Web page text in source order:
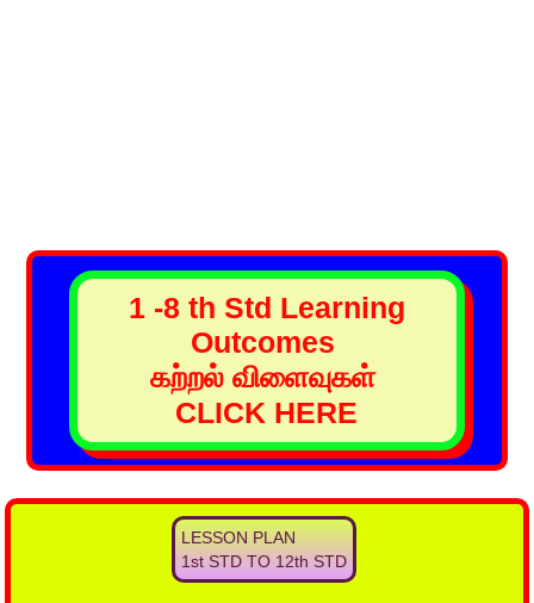
1 -8 th Std Learning
Outcomes
கற்றல் விளைவுகள்
CLICK HERE
LESSON PLAN
1st STD TO 12th STD